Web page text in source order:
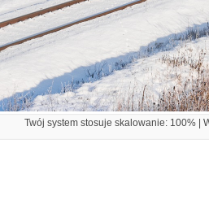
Twój system stosuje skalowanie: 100% |